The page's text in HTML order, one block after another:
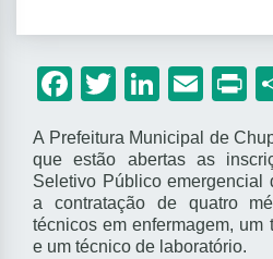
Facebook
Twitter
A Prefeitura Municipal de
que estão abertas as
Seletivo Público emergencial
a contratação de quatro
técnicos em enfermagem, um
e um técnico de laboratório.